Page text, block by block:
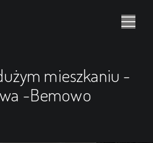
mieszkaniu -
-Bemowo